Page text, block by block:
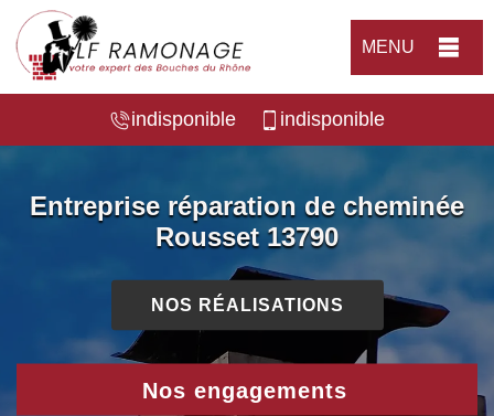
MENU
indisponible indisponible
Entreprise réparation de cheminée
Rousset 13790
NOS RÉALISATIONS
Nos engagements